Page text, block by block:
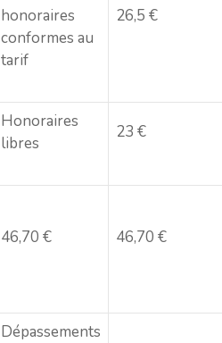
honoraires
conformes au
tarif
26,5 €
Honoraires
libres
23 €
46,70 € 46,70 €
Dépassements